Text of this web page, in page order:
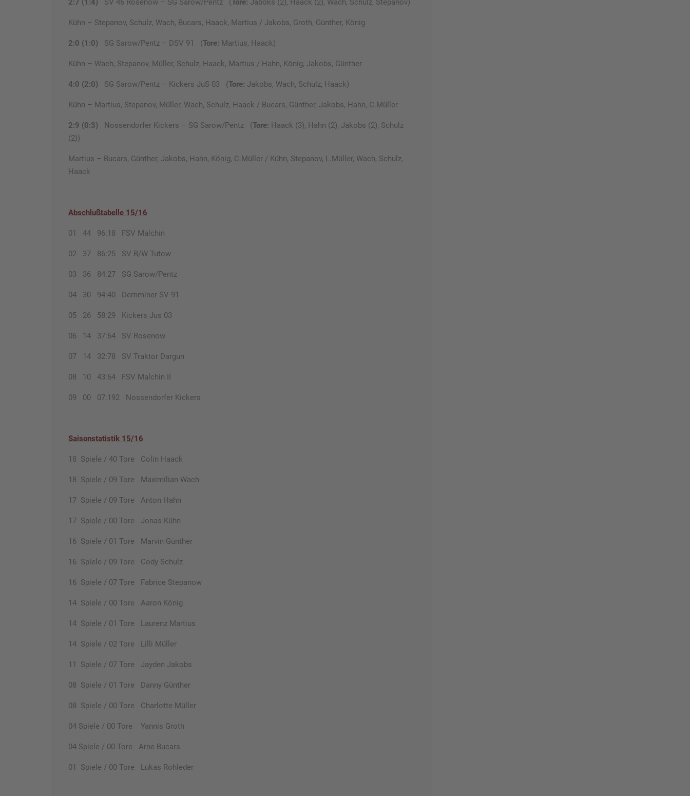
2:7 (1:4) SV 46 Rosenow – SG Sarow/Pentz (Tore: Jaboks (2), Haack (2), Wach, Schulz, Stepanov)
Kühn – Stepanov, Schulz, Wach, Bucars, Haack, Martius / Jakobs, Groth, Günther, König
2:0 (1:0) SG Sarow/Pentz – DSV 91 (Tore: Martius, Haack)
Kühn – Wach, Stepanov, Müller, Schulz, Haack, Martius / Hahn, König, Jakobs, Günther
4:0 (2:0) SG Sarow/Pentz – Kickers JuS 03 (Tore: Jakobs, Wach, Schulz, Haack)
Kühn – Martius, Stepanov, Müller, Wach, Schulz, Haack / Bucars, Günther, Jakobs, Hahn, C.Müller
2:9 (0:3) Nossendorfer Kickers – SG Sarow/Pentz (Tore: Haack (3), Hahn (2), Jakobs (2), Schulz
(2))
Martius – Bucars, Günther, Jakobs, Hahn, König, C.Müller / Kühn, Stepanov, L.Müller, Wach, Schulz,
Haack
Abschlußtabelle 15/16
01 44 96:18 FSV Malchin
02 37 86:25 SV B/W Tutow
03 36 84:27 SG Sarow/Pentz
04 30 94:40 Demminer SV 91
05 26 58:29 Kickers Jus 03
06 14 37:64 SV Rosenow
07 14 32:78 SV Traktor Dargun
08 10 43:64 FSV Malchin II
09 00 07:192 Nossendorfer Kickers
Saisonstatistik 15/16
18 Spiele / 40 Tore Colin Haack
18 Spiele / 09 Tore Maximilian Wach
17 Spiele / 09 Tore Anton Hahn
17 Spiele / 00 Tore Jonas Kühn
16 Spiele / 01 Tore Marvin Günther
16 Spiele / 09 Tore Cody Schulz
16 Spiele / 07 Tore Fabrice Stepanow
14 Spiele / 00 Tore Aaron König
14 Spiele / 01 Tore Laurenz Martius
14 Spiele / 02 Tore Lilli Müller
11 Spiele / 07 Tore Jayden Jakobs
08 Spiele / 01 Tore Danny Günther
08 Spiele / 00 Tore Charlotte Müller
04 Spiele / 00 Tore Yannis Groth
04 Spiele / 00 Tore Arne Bucars
01 Spiele / 00 Tore Lukas Rohleder